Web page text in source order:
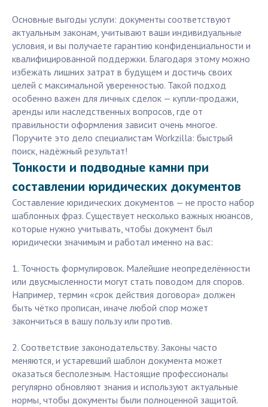
Основные выгоды услуги: документы соответствуют
актуальным законам, учитывают ваши индивидуальные
условия, и вы получаете гарантию конфиденциальности и
квалифицированной поддержки. Благодаря этому можно
избежать лишних затрат в будущем и достичь своих
целей с максимальной уверенностью. Такой подход
особенно важен для личных сделок — купли-продажи,
аренды или наследственных вопросов, где от
правильности оформления зависит очень многое.
Поручите это дело специалистам Workzilla: быстрый
поиск, надёжный результат!
Тонкости и подводные камни при
составлении юридических документов
Составление юридических документов — не просто набор
шаблонных фраз. Существует несколько важных нюансов,
которые нужно учитывать, чтобы документ был
юридически значимым и работал именно на вас:
1. Точность формулировок. Малейшие неопределённости
или двусмысленности могут стать поводом для споров.
Например, термин «срок действия договора» должен
быть чётко прописан, иначе любой спор может
закончиться в вашу пользу или против.
2. Соответствие законодательству. Законы часто
меняются, и устаревший шаблон документа может
оказаться бесполезным. Настоящие профессионалы
регулярно обновляют знания и используют актуальные
нормы, чтобы документы были полноценной защитой.